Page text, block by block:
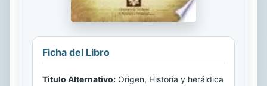
Ficha del Libro
Titulo Alternativo: Origen, Historia y heráldica